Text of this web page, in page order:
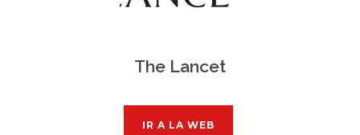
The Lancet
IR A LA WEB